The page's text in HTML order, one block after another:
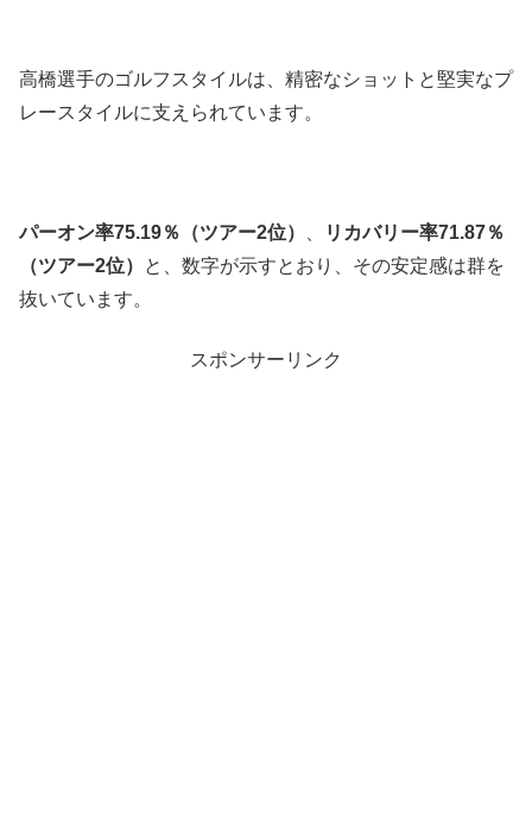
高橋選手のゴルフスタイルは、精密なショットと堅実なプ
レースタイルに支えられています。
パーオン率75.19％（ツアー2位）
リカバリー率71.87％
（ツアー2位）
と、数字が示すとおり、その安定感は群を
抜いています。
スポンサーリンク